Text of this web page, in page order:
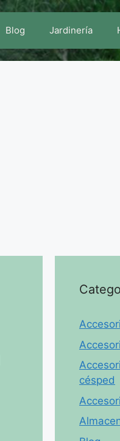
Blog Jardinería
césped